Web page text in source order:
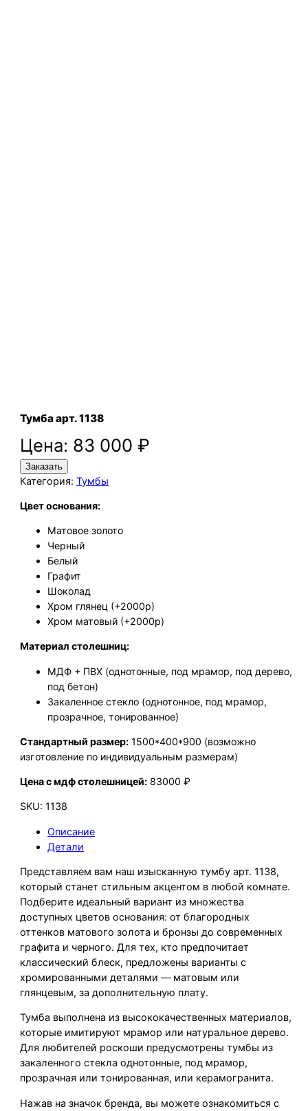
Тумба арт. 1138
Цена: 83 000 ₽
Заказать
Категория:Тумбы
Цвет основания:
Матовое золото
Черный
Белый
Графит
Шоколад
Хром глянец (+2000р)
Хром матовый (+2000р)
Материал столешниц:
МДФ + ПВХ (однотонные, под мрамор, под дерево,
под бетон)
Закаленное стекло (однотонное, под мрамор,
прозрачное, тонированное)
Стандартный размер: 1500*400*900 (возможно
изготовление по индивидуальным размерам)
Цена с мдф столешницей: 83000 ₽
SKU: 1138
Описание
Детали
Представляем вам наш изысканную тумбу арт. 1138,
который станет стильным акцентом в любой комнате.
Подберите идеальный вариант из множества
доступных цветов основания: от благородных
оттенков матового золота и бронзы до современных
графита и черного. Для тех, кто предпочитает
классический блеск, предложены варианты с
хромированными деталями — матовым или
глянцевым, за дополнительную плату.
Тумба выполнена из высококачественных материалов,
которые имитируют мрамор или натуральное дерево.
Для любителей роскоши предусмотрены тумбы из
закаленного стекла однотонные, под мрамор,
прозрачная или тонированная, или керамогранита.
Нажав на значок бренда, вы можете ознакомиться с